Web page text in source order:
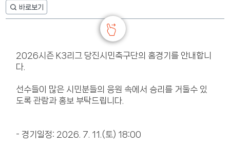
2026시즌 K3리그 당진시민축구단의 홈경기를 안내합니
다.
선수들이 많은 시민분들의 응원 속에서 승리를 거둘수 있
도록 관람과 홍보 부탁드립니다.
- 경기일정: 2026. 7. 11.(토) 18:00